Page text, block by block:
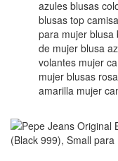
azules blusas
blusas top
para mujer blusa
de mujer blusa
volantes mujer
mujer blusas
amarilla mujer